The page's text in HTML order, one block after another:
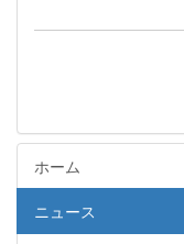
ホーム
ニュース